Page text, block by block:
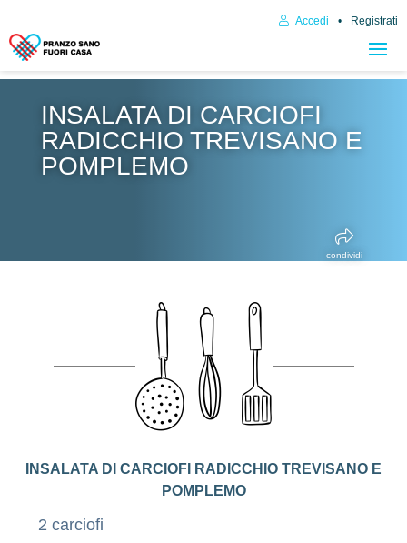
Accedi Registrati
INSALATA DI CARCIOFI
RADICCHIO TREVISANO E
POMPLEMO
condividi
INSALATA DI CARCIOFI RADICCHIO TREVISANO E
POMPLEMO
2 carciofi